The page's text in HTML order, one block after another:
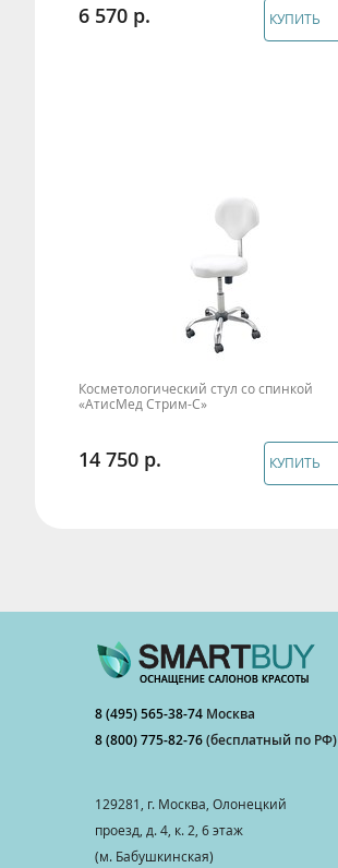
6 570 КУПИТЬ
Косметологический стул со спинкой
«АтисМед Стрим-С»
14 750 КУПИТЬ
8 (495) 565-38-74 Москва
8 (800) 775-82-76(бесплатный по РФ)
129281, г. Москва, Олонецкий
проезд, д. 4, к. 2, 6 этаж
(м. Бабушкинская)